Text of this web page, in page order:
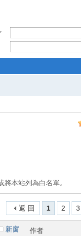
本站列為白名單。
1 2 3
返 回
新窗 作者